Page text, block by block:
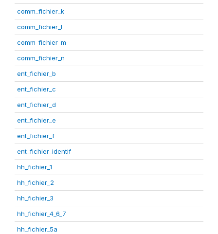
comm_fichier_k
comm_fichier_l
comm_fichier_m
comm_fichier_n
ent_fichier_b
ent_fichier_c
ent_fichier_d
ent_fichier_e
ent_fichier_f
ent_fichier_identif
hh_fichier_1
hh_fichier_2
hh_fichier_3
hh_fichier_4_6_7
hh_fichier_5a